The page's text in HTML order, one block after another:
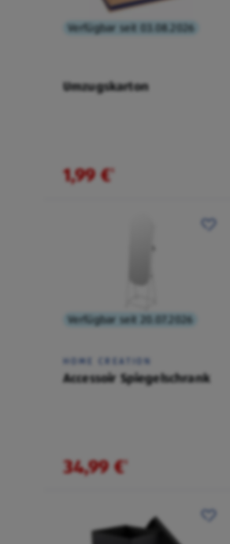
Verfügbar seit 03.08.2026
Umzugskarton
1,99 €¹
Verfügbar seit 20.07.2026
HOME CREATION
Accessoir Spiegelschrank
34,99 €¹